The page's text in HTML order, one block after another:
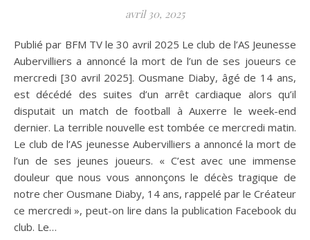
avril 30, 2025
Publié par BFM TV le 30 avril 2025 Le club de l’AS Jeunesse
Aubervilliers a annoncé la mort de l’un de ses joueurs ce
mercredi [30 avril 2025]. Ousmane Diaby, âgé de 14 ans,
est décédé des suites d’un arrêt cardiaque alors qu’il
disputait un match de football à Auxerre le week-end
dernier. La terrible nouvelle est tombée ce mercredi matin.
Le club de l’AS jeunesse Aubervilliers a annoncé la mort de
l’un de ses jeunes joueurs. « C’est avec une immense
douleur que nous vous annonçons le décès tragique de
notre cher Ousmane Diaby, 14 ans, rappelé par le Créateur
ce mercredi », peut-on lire dans la publication Facebook du
club. Le…